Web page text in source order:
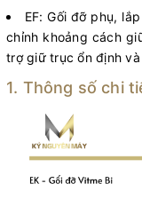
EF: Gối đỡ phụ,
chỉnh khoảng cách
trợ giữ trục ổn định
1. Thông số chi